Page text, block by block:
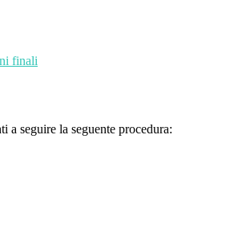
finali
a seguire la seguente procedura: